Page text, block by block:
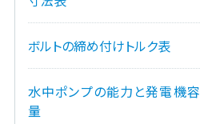
ボルトの締め付けトルク表
水中ポンプの能力と発電機容
量